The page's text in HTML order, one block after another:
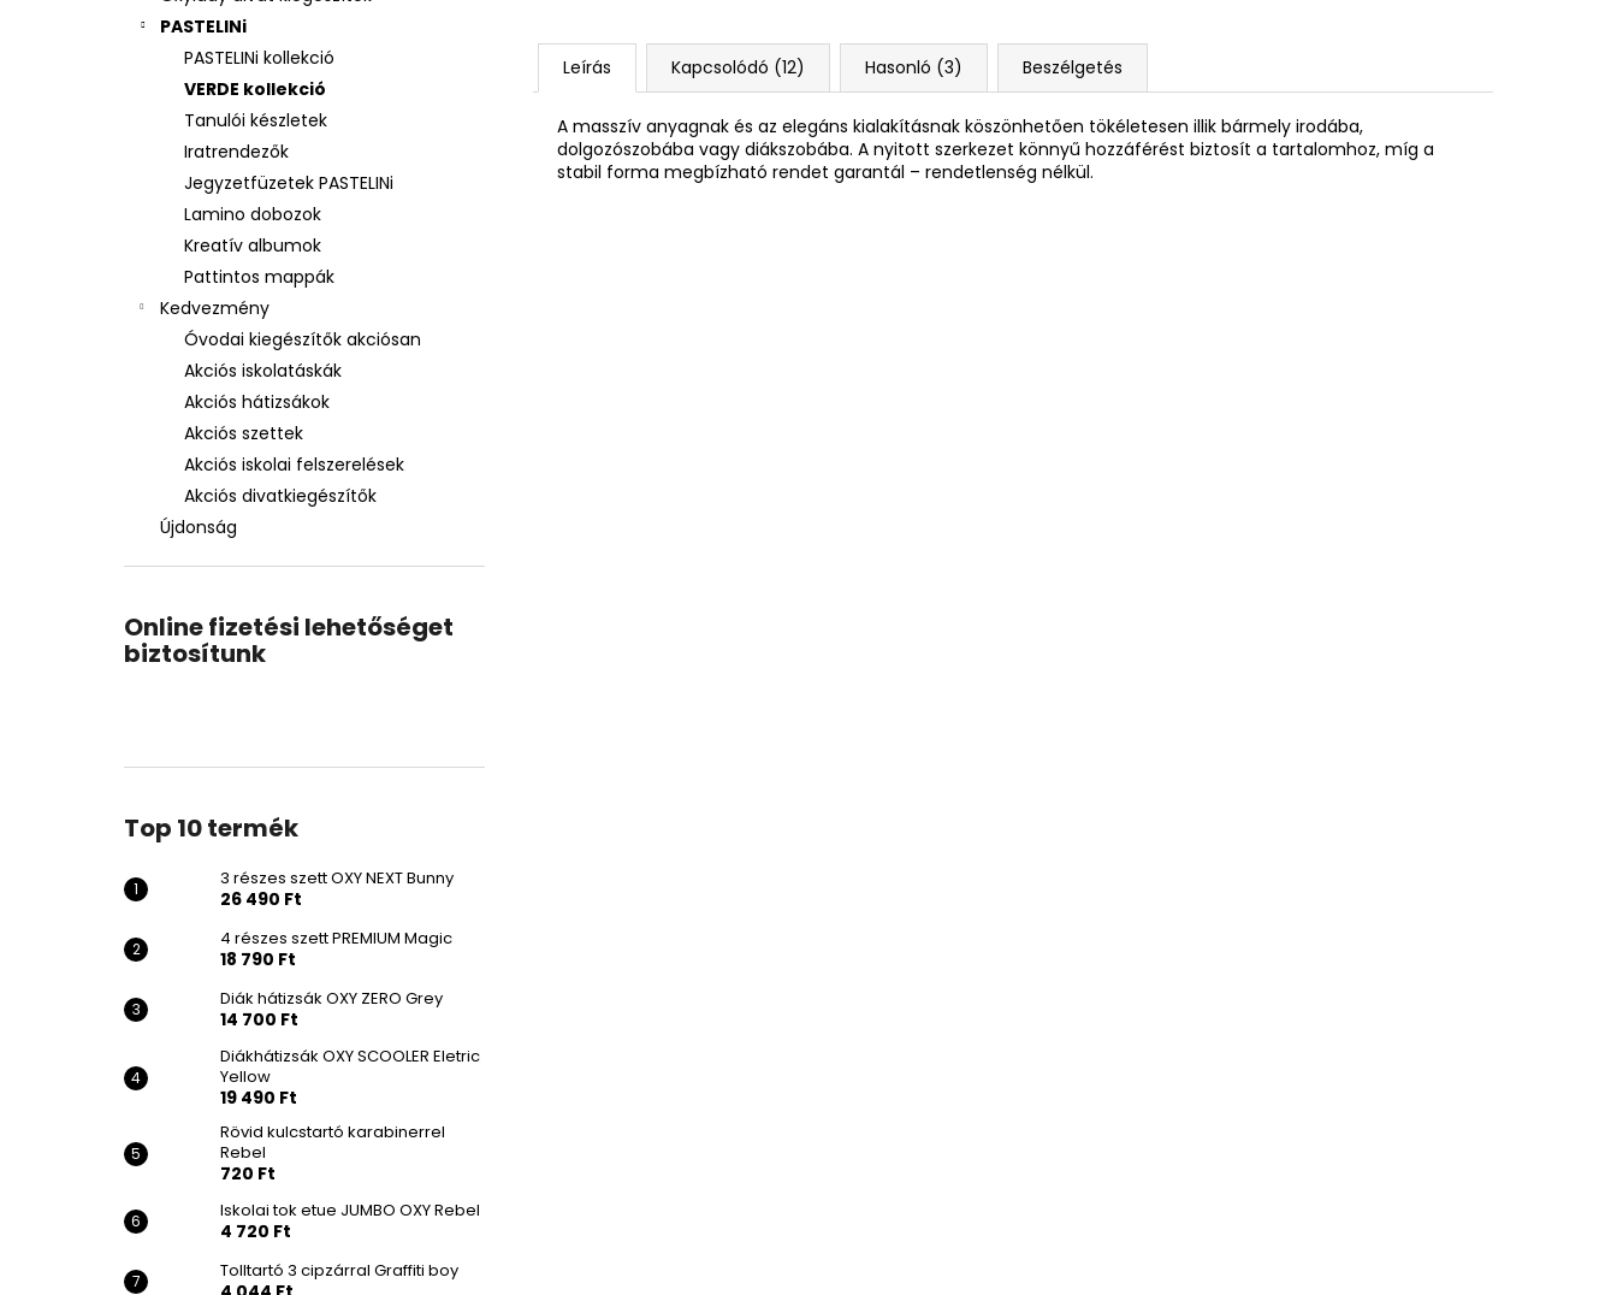
PASTELINi
PASTELINi kollekció
VERDE kollekció
Tanulói készletek
Iratrendezők
Jegyzetfüzetek PASTELINi
Lamino dobozok
Kreatív albumok
Pattintos mappák
Kedvezmény
Óvodai kiegészítők akciósan
Akciós iskolatáskák
Akciós hátizsákok
Akciós szettek
Akciós iskolai felszerelések
Akciós divatkiegészítők
Újdonság
Online fizetési lehetőséget
biztosítunk
Top 10 termék
3 részes szett OXY NEXT Bunny
26 490 Ft
4 részes szett PREMIUM Magic
18 790 Ft
Diák hátizsák OXY ZERO Grey
14 700 Ft
Diákhátizsák OXY SCOOLER Eletric
Yellow
19 490 Ft
Rövid kulcstartó karabinerrel
Rebel
720 Ft
Iskolai tok etue JUMBO OXY Rebel
4 720 Ft
Tolltartó 3 cipzárral Graffiti boy
Leírás Kapcsolódó (12) Hasonló (3) Beszélgetés
A masszív anyagnak és az elegáns kialakításnak köszönhetően tökéletesen illik bármely irodába,
dolgozószobába vagy diákszobába. A nyitott szerkezet könnyű hozzáférést biztosít a tartalomhoz, míg a
stabil forma megbízható rendet garantál – rendetlenség nélkül.